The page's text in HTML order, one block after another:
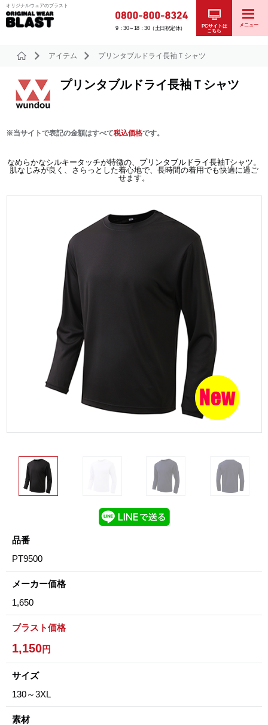
オリジナルウェアのブラスト
9：30～18：30（土日祝定休）
PCサイトは
こちら
メニュー
アイテム プリンタブルドライ長袖Ｔシャツ
プリンタブルドライ長袖Ｔシャツ
※当サイトで表記の金額はすべて税込価格です。
なめらかなシルキータッチが特徴の、プリンタブルドライ長袖Tシャツ。
肌なじみが良く、さらっとした着心地で、長時間の着用でも快適に過ご
せます。
品番
PT9500
メーカー価格
1,650
ブラスト価格
1,150円
サイズ
130～3XL
素材